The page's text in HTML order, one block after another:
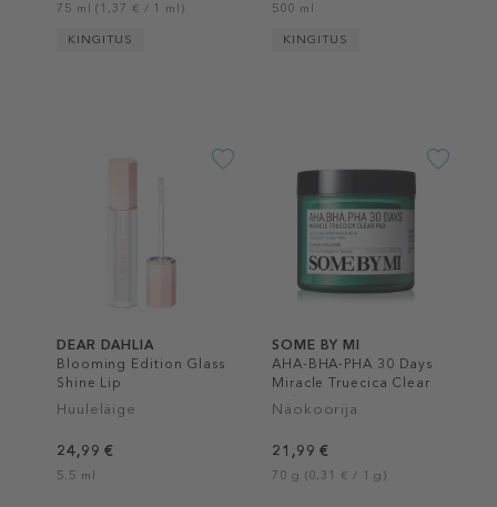
75 ml (1,37 € / 1 ml)
KINGITUS
500 ml
KINGITUS
DEAR DAHLIA
Blooming Edition Glass
Shine Lip
Huuleläige
24,99 €
5.5 ml
SOME BY MI
AHA-BHA-PHA 30 Days
Miracle Truecica Clear
Pad
Näokoorija
21,99 €
70 g (0,31 € / 1 g)